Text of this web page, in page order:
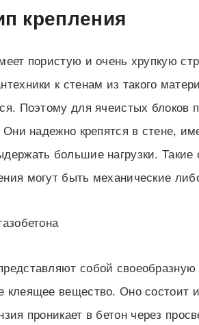
крепления
пористую и очень хрупкую
к стенам из такого
Поэтому для ячеистых
Они надежно крепятся в стене,
большие нагрузки.
могут быть механические
собой своеобразную
клеящее вещество. Оно состоит
проникает в бетон через